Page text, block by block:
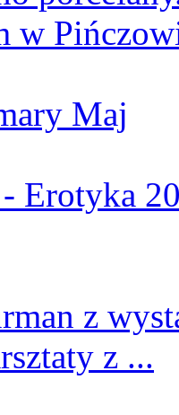
w
Maj
Erotyka
z
z ...